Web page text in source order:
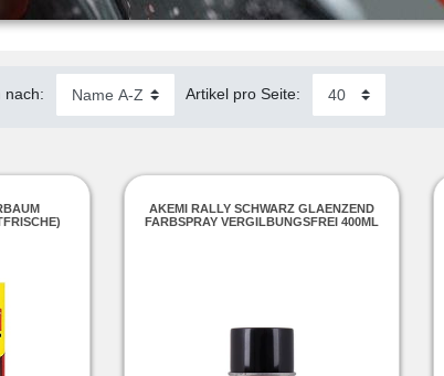
nach: Artikel pro Seite:
AKEMI RALLY SCHWARZ GLAENZEND
FARBSPRAY VERGILBUNGSFREI 400ML